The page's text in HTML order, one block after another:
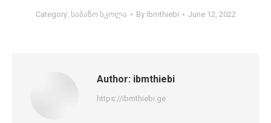
Category: საბაზო სკოლა By ibmthiebi June 12, 2022
Author: ibmthiebi
https://ibmthiebi.ge